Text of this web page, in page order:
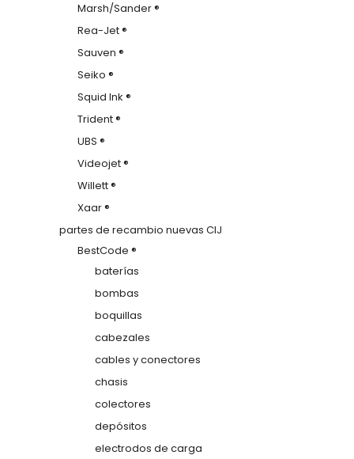
Marsh/Sander ®
Rea-Jet ®
Sauven ®
Seiko ®
Squid Ink ®
Trident ®
UBS ®
Videojet ®
Willett ®
Xaar ®
partes de recambio nuevas CIJ
BestCode ®
baterías
bombas
boquillas
cabezales
cables y conectores
chasis
colectores
depósitos
electrodos de carga